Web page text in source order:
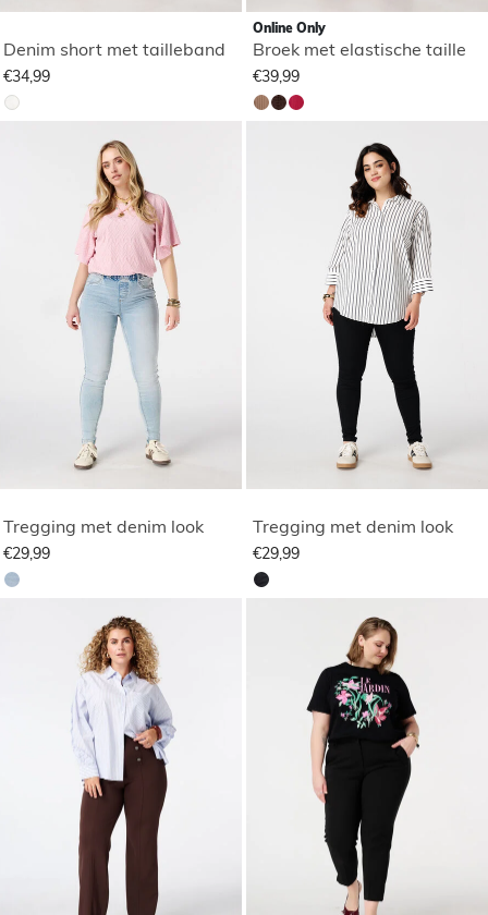
Denim short met tailleband
€34,99
Online Only
Broek met elastische taille
€39,99
Tregging met denim look
€29,99
Tregging met denim look
€29,99